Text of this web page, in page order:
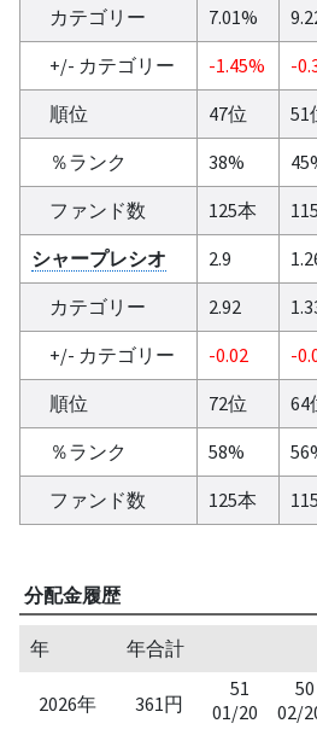
カテゴリー
7.01%
+/- カテゴリー
-1.45% -
順位
47位 51
％ランク
38%
ファンド数
125本
シャープレシオ
2.9
カテゴリー
2.92
+/- カテゴリー
-0.02 -
順位
72位 64
％ランク
58%
ファンド数
125本
分配金履歴
年 年合計
2026年 361円
51
01/20
50
02/